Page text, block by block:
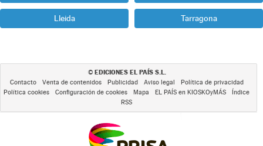
Lleida Tarragona
© EDICIONES EL PAÍS S.L.
Contacto Venta de contenidos Publicidad Aviso legal
Política de privacidad
Política cookies
Configuración de cookies Mapa EL PAÍS en KIOSKOyMÁS
Índice
RSS